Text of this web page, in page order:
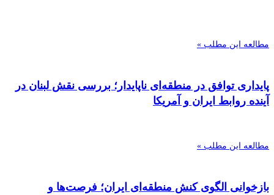
مطالعه این مطلب »
پایداری توافق در منطقه‌ای ناپایدار؛ بررسی نقش لبنان در
آینده روابط ایران و آمریکا
مطالعه این مطلب »
بازخوانی الگوی کنش منطقه‌ای ایران؛ فرصت‌ها و